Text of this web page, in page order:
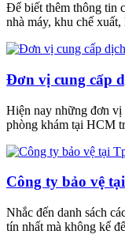
Để biết thêm thông tin
nhà máy, khu chế
Đơn vị cung cấp
Hiện nay những đơn vị
phòng khám tại HCM
Công ty bảo vệ
Nhắc đến danh sách
tín nhất mà không kể